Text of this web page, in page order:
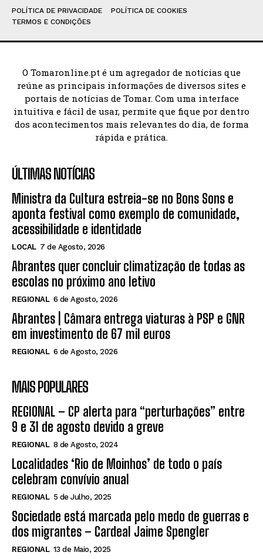
POLÍTICA DE PRIVACIDADE
POLÍTICA DE COOKIES
TERMOS E CONDIÇÕES
O Tomaronline.pt é um agregador de notícias que
reúne as principais informações de diversos sites e
portais de notícias de Tomar. Com uma interface
intuitiva e fácil de usar, permite que fique por dentro
dos acontecimentos mais relevantes do dia, de forma
rápida e prática.
ÚLTIMAS NOTÍCIAS
Ministra da Cultura estreia-se no Bons Sons e
aponta festival como exemplo de comunidade,
acessibilidade e identidade
LOCAL 7 de Agosto, 2026
Abrantes quer concluir climatização de todas as
escolas no próximo ano letivo
REGIONAL 6 de Agosto, 2026
Abrantes | Câmara entrega viaturas à PSP e GNR
em investimento de 67 mil euros
REGIONAL 6 de Agosto, 2026
MAIS POPULARES
REGIONAL – CP alerta para “perturbações” entre
9 e 31 de agosto devido a greve
REGIONAL 8 de Agosto, 2024
Localidades ‘Rio de Moinhos’ de todo o país
celebram convívio anual
REGIONAL 5 de Julho, 2025
Sociedade está marcada pelo medo de guerras e
dos migrantes – Cardeal Jaime Spengler
REGIONAL 13 de Maio, 2025